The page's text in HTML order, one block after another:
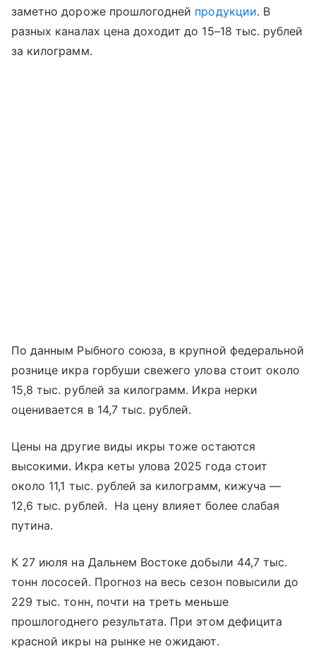
заметно дороже прошлогодней продукции. В
разных каналах цена доходит до 15–18 тыс. рублей
за килограмм.
По данным Рыбного союза, в крупной федеральной
рознице икра горбуши свежего улова стоит около
15,8 тыс. рублей за килограмм. Икра нерки
оценивается в 14,7 тыс. рублей.
Цены на другие виды икры тоже остаются
высокими. Икра кеты улова 2025 года стоит
около 11,1 тыс. рублей за килограмм, кижуча —
12,6 тыс. рублей. На цену влияет более слабая
путина.
К 27 июля на Дальнем Востоке добыли 44,7 тыс.
тонн лососей. Прогноз на весь сезон повысили до
229 тыс. тонн, почти на треть меньше
прошлогоднего результата. При этом дефицита
красной икры на рынке не ожидают.